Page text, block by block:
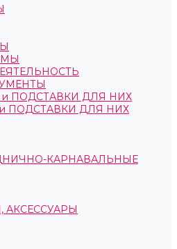
ПОДСТАВКИ ДЛЯ НИХ
ПОДСТАВКИ ДЛЯ НИХ
КАРНАВАЛЬНЫЕ